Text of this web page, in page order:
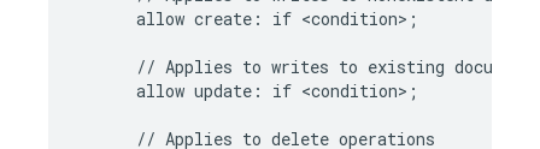
allow create : if <condition> ;
// Applies to writes to existing
allow update : if <condition> ;
// Applies to delete operations